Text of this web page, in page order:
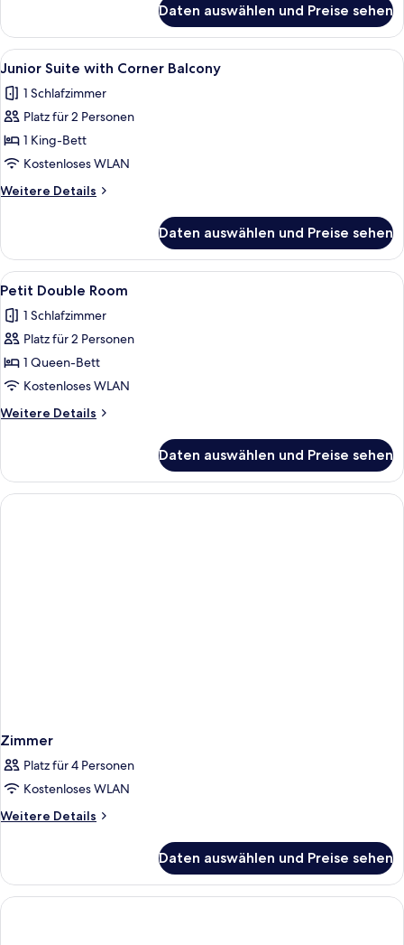
(The
Abel)
Daten auswählen und Preise sehen
Alle
Fotos
für
Junior
Suite
with
Corner
Balcony
Ein stilvoll eingerichtetes
8
Junior Suite with Corner Balcony
1 Schlafzimmer
Platz für 2 Personen
1 King-Bett
Kostenloses WLAN
Weitere Details
Weitere
Suite
with
Corner
Daten auswählen und Preise sehen
Alle
Fotos
für
Petit
Double
Room
anzeigen
Ein Hotelzimmer mit einem Bett,
4
Petit Double Room
1 Schlafzimmer
Platz für 2 Personen
1 Queen-Bett
Kostenloses WLAN
Weitere Details
Weitere
Double
Room
Daten auswählen und Preise sehen
Zimmer
Platz für 4 Personen
Kostenloses WLAN
Weitere Details
Weitere
Daten auswählen und Preise sehen